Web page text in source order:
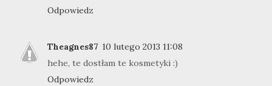
Odpowiedz
Theagnes87 10 lutego 2013 11:08
hehe, te dostłam te kosmetyki :)
Odpowiedz